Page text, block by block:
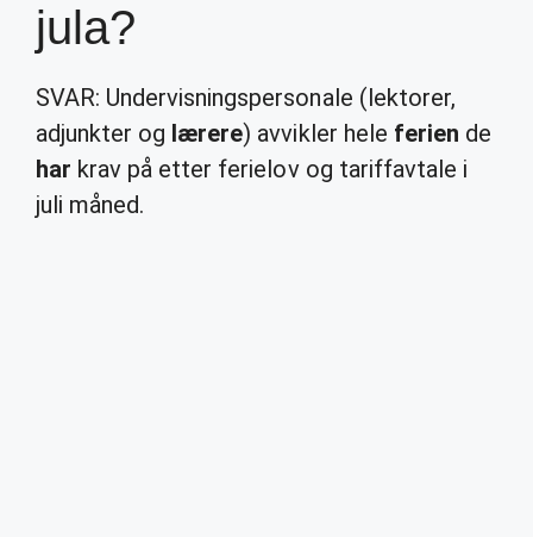
jula?
SVAR: Undervisningspersonale (lektorer,
adjunkter og lærere) avvikler hele ferien de
har krav på etter ferielov og tariffavtale i
juli måned.